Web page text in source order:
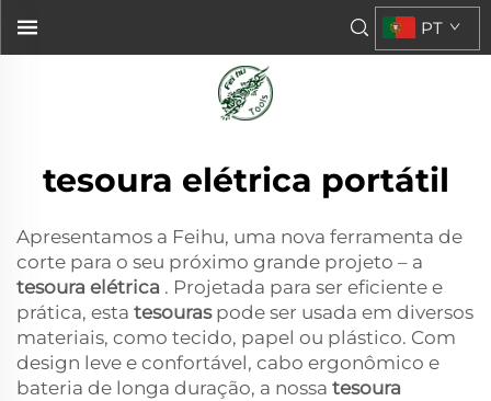
PT
tesoura elétrica portátil
Apresentamos a Feihu, uma nova ferramenta de
corte para o seu próximo grande projeto – a
tesoura elétrica . Projetada para ser eficiente e
prática, esta tesouras pode ser usada em diversos
materiais, como tecido, papel ou plástico. Com
design leve e confortável, cabo ergonômico e
bateria de longa duração, a nossa tesoura